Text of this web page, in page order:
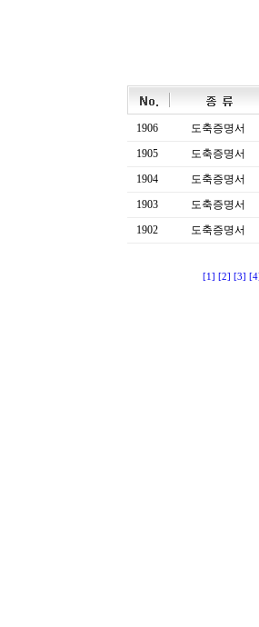
1906 도축증명서
1905
도축증명서
1904
도축증명서
1903
도축증명서
1902
도축증명서
[1] [2] [3] [4]